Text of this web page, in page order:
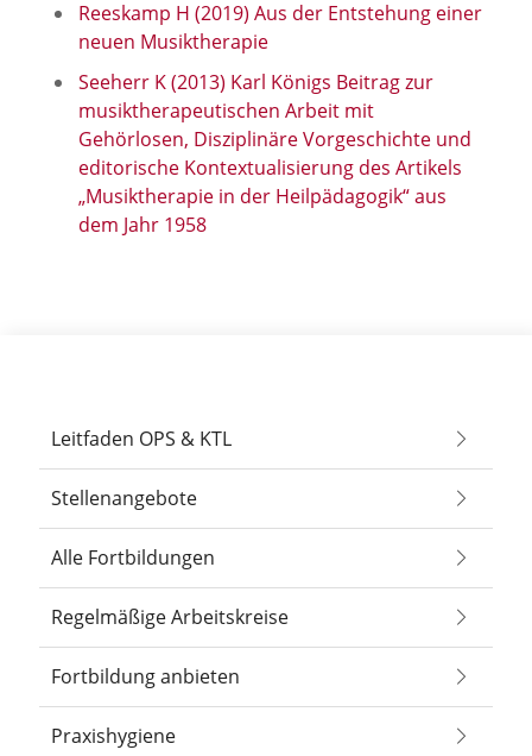
Reeskamp H (2019) Aus der Entstehung einer
neuen Musiktherapie
Seeherr K (2013) Karl Königs Beitrag zur
musiktherapeutischen Arbeit mit
Gehörlosen, Disziplinäre Vorgeschichte und
editorische Kontextualisierung des Artikels
„Musiktherapie in der Heilpädagogik“ aus
dem Jahr 1958
Leitfaden OPS & KTL
Stellenangebote
Alle Fortbildungen
Regelmäßige Arbeitskreise
Fortbildung anbieten
Praxishygiene